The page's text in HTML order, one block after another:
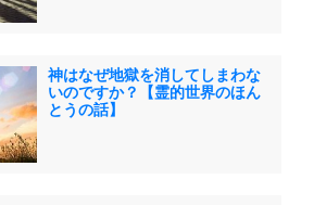
神はなぜ地獄を消してしまわな
いのですか？【霊的世界のほん
とうの話】